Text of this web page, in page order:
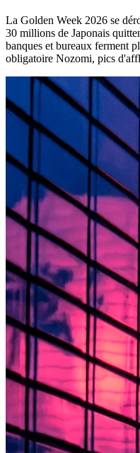
La Golden Week 2026 se
30 millions de Japonais
banques et bureaux ferment
obligatoire Nozomi, pics